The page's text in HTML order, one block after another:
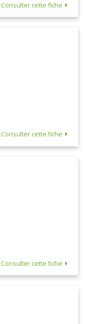
Consulter cette fiche
Consulter cette fiche
Consulter cette fiche